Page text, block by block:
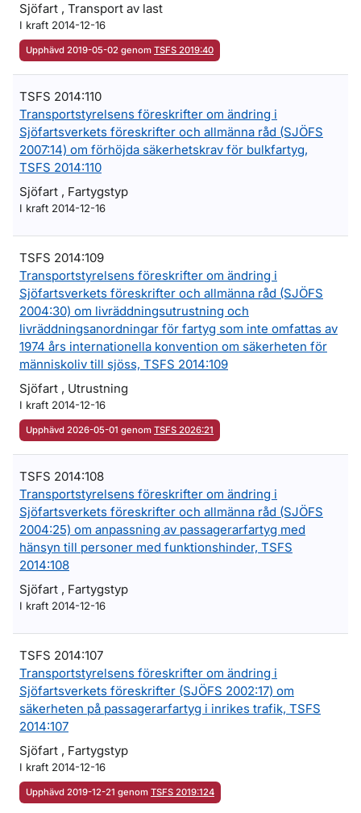
Sjöfart , Transport av last
I kraft 2014-12-16
Upphävd 2019-05-02 genom TSFS 2019:40
TSFS 2014:110
Transportstyrelsens föreskrifter om ändring i
Sjöfartsverkets föreskrifter och allmänna råd (SJÖFS
2007:14) om förhöjda säkerhetskrav för bulkfartyg,
TSFS 2014:110
Sjöfart , Fartygstyp
I kraft 2014-12-16
TSFS 2014:109
Transportstyrelsens föreskrifter om ändring i
Sjöfartsverkets föreskrifter och allmänna råd (SJÖFS
2004:30) om livräddningsutrustning och
livräddningsanordningar för fartyg som inte omfattas av
1974 års internationella konvention om säkerheten för
människoliv till sjöss, TSFS 2014:109
Sjöfart , Utrustning
I kraft 2014-12-16
Upphävd 2026-05-01 genom TSFS 2026:21
TSFS 2014:108
Transportstyrelsens föreskrifter om ändring i
Sjöfartsverkets föreskrifter och allmänna råd (SJÖFS
2004:25) om anpassning av passagerarfartyg med
hänsyn till personer med funktionshinder, TSFS
2014:108
Sjöfart , Fartygstyp
I kraft 2014-12-16
TSFS 2014:107
Transportstyrelsens föreskrifter om ändring i
Sjöfartsverkets föreskrifter (SJÖFS 2002:17) om
säkerheten på passagerarfartyg i inrikes trafik, TSFS
2014:107
Sjöfart , Fartygstyp
I kraft 2014-12-16
Upphävd 2019-12-21 genom TSFS 2019:124